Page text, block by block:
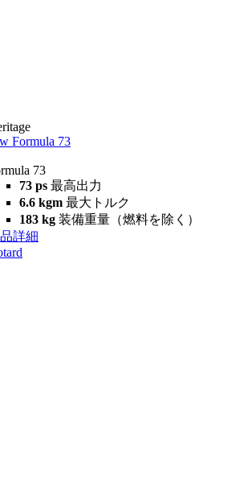
Formula 73
73
73 ps 最高出力
6.6 kgm 最大トルク
183 kg 装備重量（燃料を除く）
詳細